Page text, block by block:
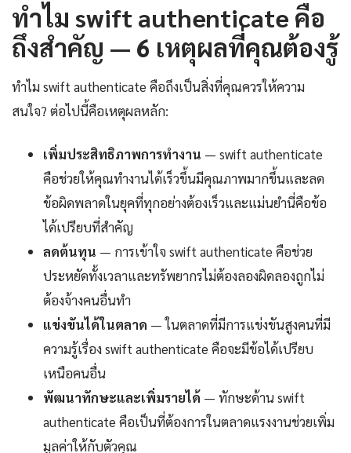
ทำไม swift authenticate คือ
ถึงสำคัญ — 6 เหตุผลที่คุณต้องรู้
ทำไม swift authenticate คือถึงเป็นสิ่งที่คุณควรให้ความ
สนใจ? ต่อไปนี้คือเหตุผลหลัก:
เพิ่มประสิทธิภาพการทำงาน — swift authenticate
คือช่วยให้คุณทำงานได้เร็วขึ้นมีคุณภาพมากขึ้นและลด
ข้อผิดพลาดในยุคที่ทุกอย่างต้องเร็วและแม่นยำนี่คือข้อ
ได้เปรียบที่สำคัญ
ลดต้นทุน — การเข้าใจ swift authenticate คือช่วย
ประหยัดทั้งเวลาและทรัพยากรไม่ต้องลองผิดลองถูกไม่
ต้องจ้างคนอื่นทำ
แข่งขันได้ในตลาด — ในตลาดที่มีการแข่งขันสูงคนที่มี
ความรู้เรื่อง swift authenticate คือจะมีข้อได้เปรียบ
เหนือคนอื่น
พัฒนาทักษะและเพิ่มรายได้ — ทักษะด้าน swift
authenticate คือเป็นที่ต้องการในตลาดแรงงานช่วยเพิ่ม
มูลค่าให้กับตัวคุณ